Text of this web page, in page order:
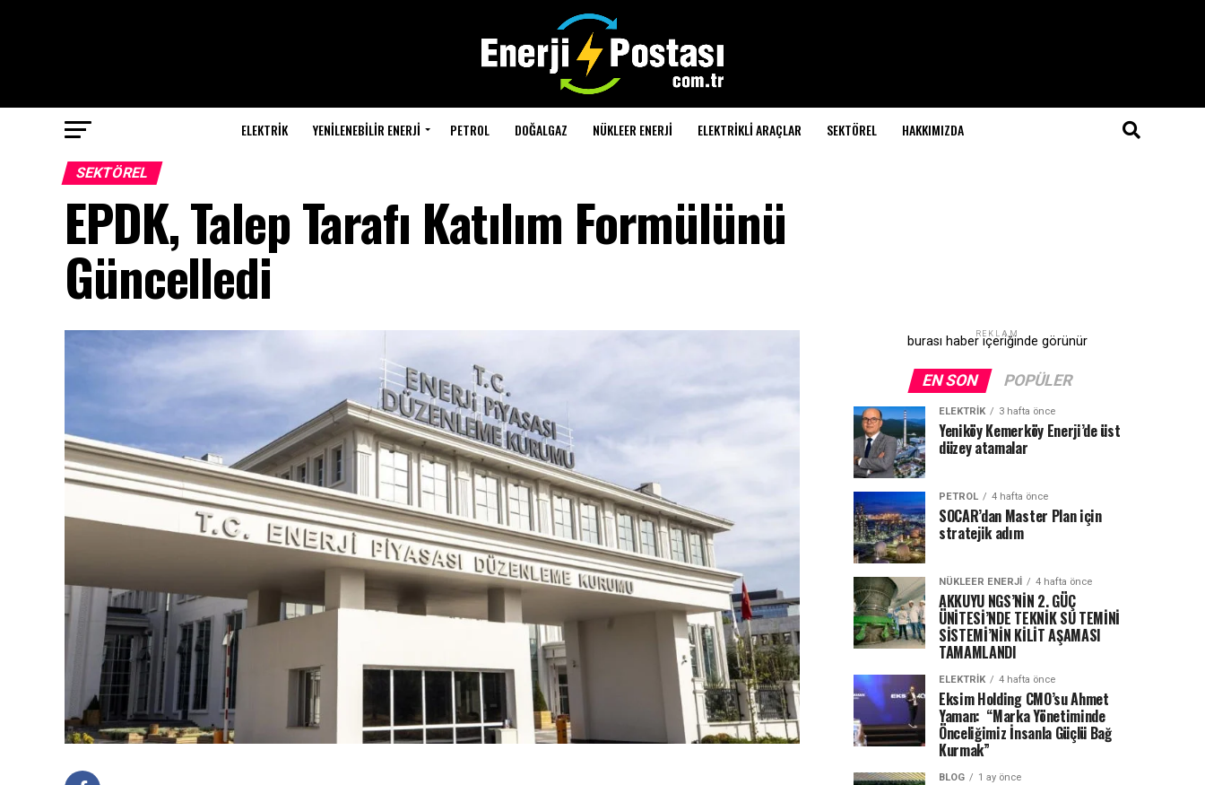
ELEKTRİK YENILENEBILIR ENERJI PETROL DOĞALGAZ NÜKLEER ENERJI ELEKTRIKLI ARAÇLAR SEKTÖREL HAKKIMIZDA
SEKTÖREL
EPDK, Talep Tarafı Katılım Formülünü
Güncelledi
REKLAM
burası haber içeriğinde görünür
EN SON POPÜLER
ELEKTRİK 3 hafta önce
Yeniköy Kemerköy Enerji’de üst
düzey atamalar
PETROL 4 hafta önce
SOCAR’dan Master Plan için
stratejik adım
NÜKLEER ENERJI 4 hafta önce
AKKUYU NGS’NİN 2. GÜÇ
ÜNİTESİ’NDE TEKNİK SU TEMİNİ
SİSTEMİ’NİN KİLİT AŞAMASI
TAMAMLANDI
ELEKTRİK 4 hafta önce
Eksim Holding CMO’su Ahmet
Yaman: “Marka Yönetiminde
Önceliğimiz İnsanla Güçlü Bağ
Kurmak”
BLOG 1 ay önce